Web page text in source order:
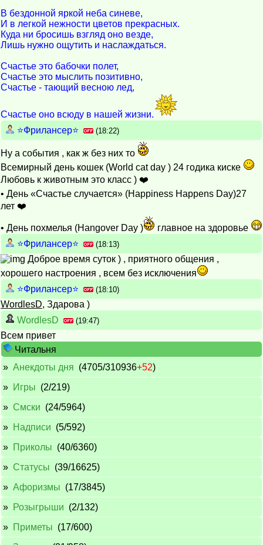
В бездонной яркой неба синеве,
И в легкой нежности цветов прекрасных.
Куда ни бросишь взгляд оно везде,
Лишь нужно ощутить и наслаждаться.
Счастье это бабочки полет,
Счастье это мыслить позитивно,
Счастье - тающий весною лед,
Счастье оно всюду в нашей жизни.
⭐️Фрилансер⭐️
(18:22)
Ну а события , как ж без них то
Всемирный день кошек (World cat day ) 24 годика киске
Любовь к животным это класс ) ❤️
• День «Счастье случается» (Happiness Happens Day)27
лет ❤️
• День похмелья (Hangover Day )
главное на здоровье
⭐️Фрилансер⭐️
(18:13)
Доброе время суток ) , приятного общения ,
хорошего настроения , всем без исключения
⭐️Фрилансер⭐️
(18:10)
WordlesD, Здарова )
WordlesD
(19:47)
Всем привет
Читальня
» Анекдоты дня (4705/310936+52)
» Игры (2/219)
» Смски (24/5964)
» Надписи (5/592)
» Приколы (40/6360)
» Cтатусы (39/16625)
» Афоризмы (17/3845)
» Розыгрыши (2/132)
» Приметы (17/600)